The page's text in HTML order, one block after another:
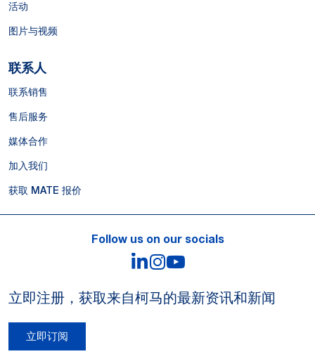
活动
图片与视频
联系人
联系销售
售后服务
媒体合作
加入我们
获取 MATE 报价
Follow us on our socials
LinkedIn
Instagram
立即注册，获取来自柯马的最新资讯和新闻
立即订阅